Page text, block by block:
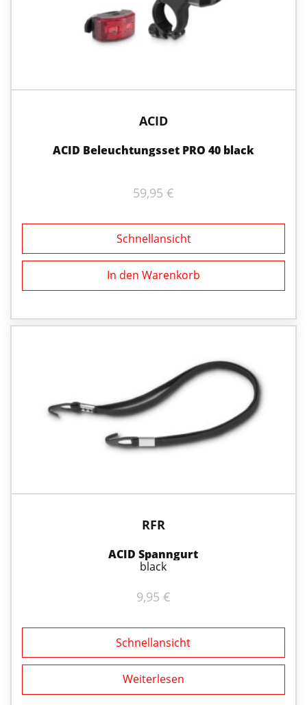
ACID
ACID Beleuchtungsset PRO 40 black
59,95€
Schnellansicht
In den Warenkorb
RFR
ACID Spanngurt
black
9,95 €
Schnellansicht
Weiterlesen